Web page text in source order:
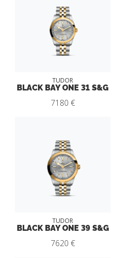
TUDOR
BLACK BAY ONE 31 S&G
7180 €
TUDOR
BLACK BAY ONE 39 S&G
7620 €